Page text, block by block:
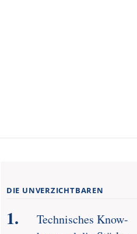
DIE UNVERZICHTBAREN
Technisches Know-